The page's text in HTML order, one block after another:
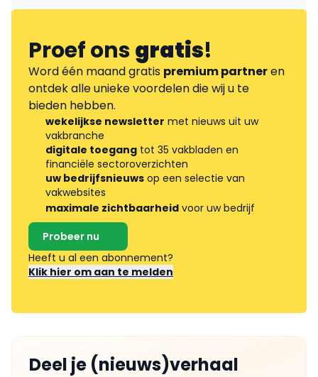
Proef onsgratis!
Word één maand gratis premium partneren
ontdek alle unieke voordelen die wij u te
bieden hebben.
wekelijkse newsletter met nieuws uit uw
vakbranche
digitale toegang tot 35 vakbladen en
financiële sectoroverzichten
uw bedrijfsnieuws op een selectie van
vakwebsites
maximale zichtbaarheid voor uw bedrijf
Probeer nu
Heeft u al een abonnement?
Klik hier om aan te melden
Deel je (nieuws)verhaal